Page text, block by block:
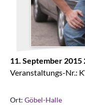
11. September 2015
Veranstaltungs-Nr.:
Ort: Göbel-Halle